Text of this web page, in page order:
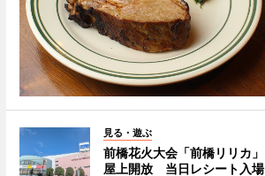
見る・遊ぶ
前橋花火大会「前橋リリカ」
屋上開放 当日レシート入場